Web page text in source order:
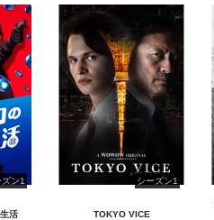
ズン1
活
シーズン1
TOKYO VICE